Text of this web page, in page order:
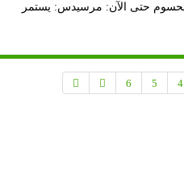
1 في موسم 2021، حسب ما هو محسوم حتى الآن: مرسيدس: يستمر
4
5
6